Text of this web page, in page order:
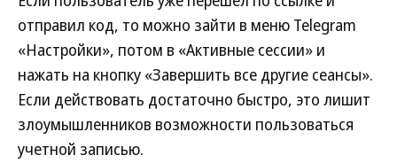
отправил код, то можно зайти в меню Telegram
«Настройки», потом в «Активные сессии» и
нажать на кнопку «Завершить все другие сеансы».
Если действовать достаточно быстро, это лишит
злоумышленников возможности пользоваться
учетной записью.